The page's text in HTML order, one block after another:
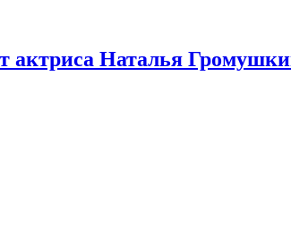
актриса Наталья